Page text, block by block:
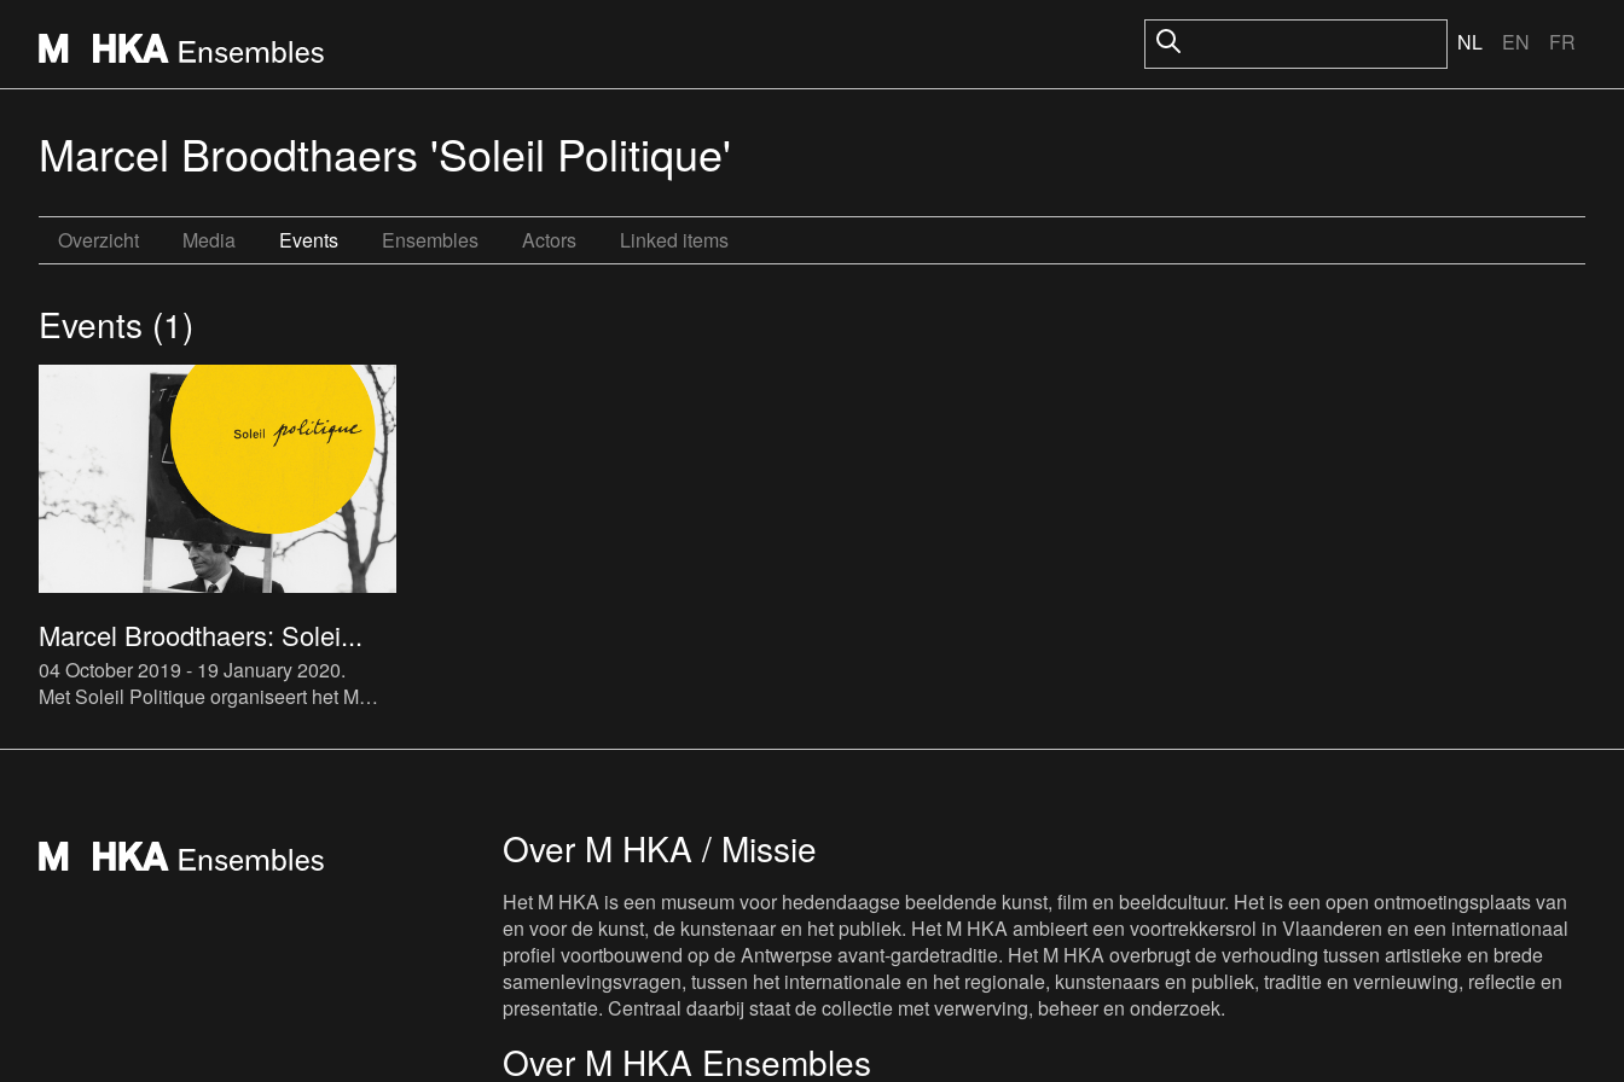
NL EN FR
Marcel Broodthaers 'Soleil Politique'
Overzicht Media Events Ensembles Actors Linked items
Events (1)
Marcel Broodthaers: Solei...
04 October 2019 - 19 January 2020.
Met Soleil Politique organiseert het M
van de Belgische sleutelkunstenaar
Over M HKA / Missie
Het M HKA is een museum voor hedendaagse beeldende kunst, film en beeldcultuur. Het is een open ontmoetingsplaats van
en voor de kunst, de kunstenaar en het publiek. Het M HKA ambieert een voortrekkersrol in Vlaanderen en een internationaal
profiel voortbouwend op de Antwerpse avant-gardetraditie. Het M HKA overbrugt de verhouding tussen artistieke en brede
samenlevingsvragen, tussen het internationale en het regionale, kunstenaars en publiek, traditie en vernieuwing, reflectie en
presentatie. Centraal daarbij staat de collectie met verwerving, beheer en onderzoek.
Over M HKA Ensembles